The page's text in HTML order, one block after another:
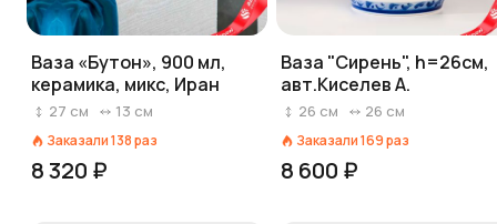
Ваза «Бутон», 900 мл,
керамика, микс, Иран
27 см 13 см
Заказали138раз
8 320 ₽
Ваза "Сирень", h=26см,
авт.Киселев А.
26 см 26 см
Заказали169раз
8 600 ₽